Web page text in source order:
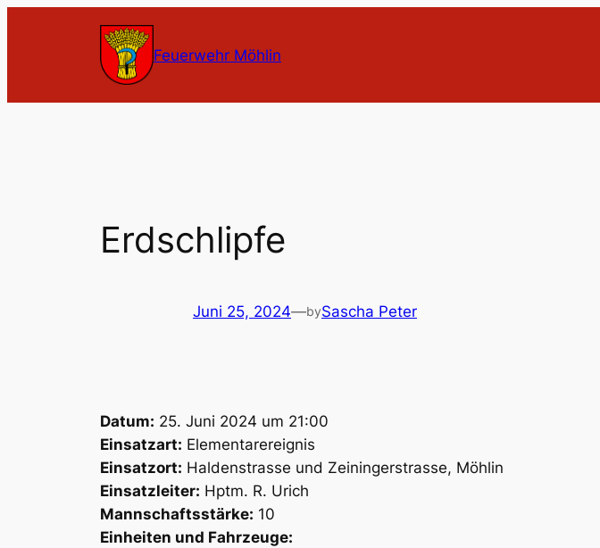
Feuerwehr Möhlin
Erdschlipfe
Juni 25, 2024—bySascha Peter
Datum: 25. Juni 2024 um 21:00
Einsatzart: Elementarereignis
Einsatzort: Haldenstrasse und Zeiningerstrasse, Möhlin
Einsatzleiter: Hptm. R. Urich
Mannschaftsstärke: 10
Einheiten und Fahrzeuge: